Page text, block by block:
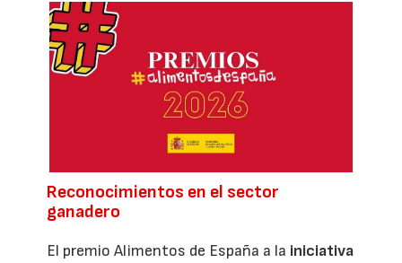
Reconocimientos en el sector
ganadero
El premio Alimentos de España a la iniciativa